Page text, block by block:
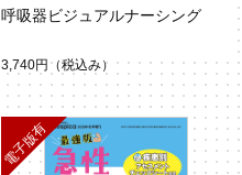
呼吸器ビジュアルナーシング
3,740円 （税込み）